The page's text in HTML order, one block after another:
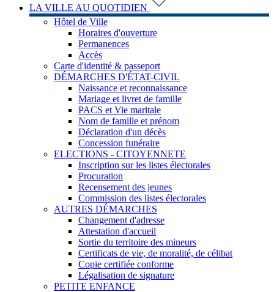
LA VILLE AU QUOTIDIEN
Hôtel de Ville
Horaires d'ouverture
Permanences
Accès
Carte d'identité & passeport
DÉMARCHES D'ÉTAT-CIVIL
Naissance et reconnaissance
Mariage et livret de famille
PACS et Vie maritale
Nom de famille et prénom
Déclaration d'un décès
Concession funéraire
ELECTIONS - CITOYENNETE
Inscription sur les listes électorales
Procuration
Recensement des jeunes
Commission des listes électorales
AUTRES DÉMARCHES
Changement d'adresse
Attestation d'accueil
Sortie du territoire des mineurs
Certificats de vie, de moralité, de célibat
Copie certifiée conforme
Légalisation de signature
PETITE ENFANCE